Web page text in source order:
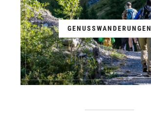
GENUSSWANDERUNGEN